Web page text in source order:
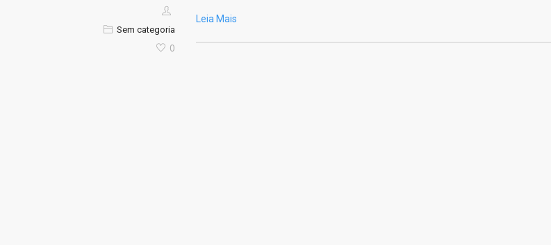
Sem categoria
0
Leia Mais